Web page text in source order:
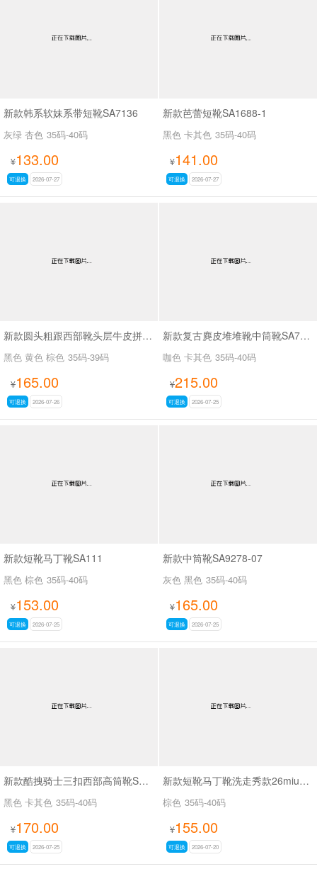
新款韩系软妹系带短靴SA7136
灰绿 杏色 35码-40码
¥133.00
可退换 2026-07-27
新款芭蕾短靴SA1688-1
黑色 卡其色 35码-40码
¥141.00
可退换 2026-07-27
新款圆头粗跟西部靴头层牛皮拼接皮带扣短筒靴SA6002
黑色 黄色 棕色 35码-39码
¥165.00
可退换 2026-07-26
新款复古麂皮堆堆靴中筒靴SA7320-16
咖色 卡其色 35码-40码
¥215.00
可退换 2026-07-25
新款短靴马丁靴SA111
黑色 棕色 35码-40码
¥153.00
可退换 2026-07-25
新款中筒靴SA9278-07
灰色 黑色 35码-40码
¥165.00
可退换 2026-07-25
新款酷拽骑士三扣西部高筒靴SA8042
黑色 卡其色 35码-40码
¥170.00
可退换 2026-07-25
新款短靴马丁靴洗走秀款26miuSA1061
棕色 35码-40码
¥155.00
可退换 2026-07-20